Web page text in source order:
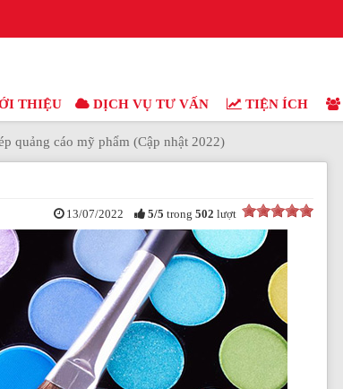
THIỆU DỊCH VỤ TƯ VẤN TIỆN ÍCH
quảng cáo mỹ phẩm (Cập nhật 2022)
13/07/2022 5/5 trong 502 lượt